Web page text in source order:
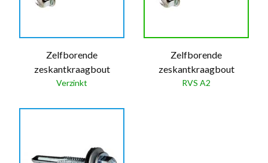
Zelfborende
zeskantkraagbout
Verzinkt
Zelfborende
zeskantkraagbout
RVS A2